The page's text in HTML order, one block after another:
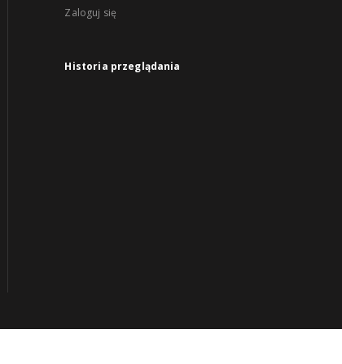
Zaloguj się
Historia przeglądania